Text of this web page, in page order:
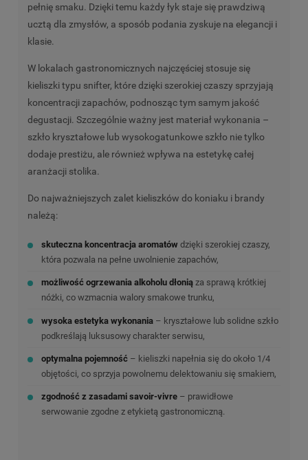
pełnię smaku. Dzięki temu każdy łyk staje się prawdziwą
ucztą dla zmysłów, a sposób podania zyskuje na elegancji i
klasie.
W lokalach gastronomicznych najczęściej stosuje się
kieliszki typu snifter, które dzięki szerokiej czaszy sprzyjają
koncentracji zapachów, podnosząc tym samym jakość
degustacji. Szczególnie ważny jest materiał wykonania –
szkło kryształowe lub wysokogatunkowe szkło nie tylko
dodaje prestiżu, ale również wpływa na estetykę całej
aranżacji stolika.
Do najważniejszych zalet kieliszków do koniaku i brandy
należą:
skuteczna koncentracja aromatów dzięki szerokiej czaszy,
która pozwala na pełne uwolnienie zapachów,
możliwość ogrzewania alkoholu dłoniąza sprawą krótkiej
nóżki, co wzmacnia walory smakowe trunku,
wysoka estetyka wykonania– kryształowe lub solidne szkło
podkreślają luksusowy charakter serwisu,
optymalna pojemność– kieliszki napełnia się do około 1/4
objętości, co sprzyja powolnemu delektowaniu się smakiem,
zgodność z zasadami savoir-vivre– prawidłowe
serwowanie zgodne z etykietą gastronomiczną.